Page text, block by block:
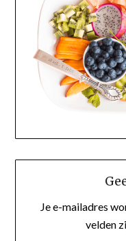
Je e-mailadres
velden